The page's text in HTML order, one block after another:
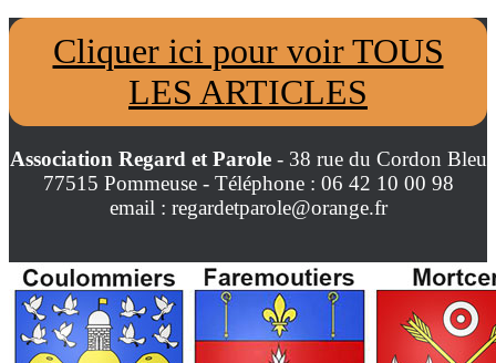
Cliquer ici pour voir TOUS
LES ARTICLES
Association Regard et Parole- 38 rue du Cordon Bleu
77515 Pommeuse - Téléphone : 06 42 10 00 98
email : regardetparole@orange.fr